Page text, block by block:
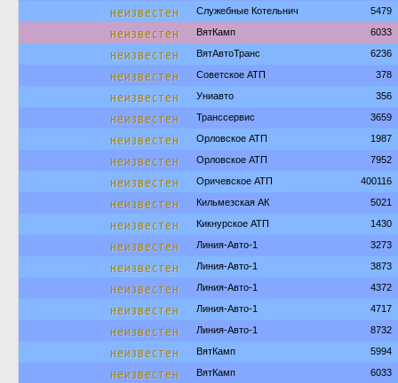
неизвестен Служебные Котельнич 5479
неизвестен ВятКамп 6033
неизвестен ВятАвтоТранс 6236
неизвестен Советское АТП 378
неизвестен Униавто 356
неизвестен Транссервис 3659
неизвестен Орловское АТП 1987
неизвестен Орловское АТП 7952
неизвестен Оричевское АТП 400116
неизвестен Кильмезская АК 5021
неизвестен Кикнурское АТП 1430
неизвестен Линия-Авто-1 3273
неизвестен Линия-Авто-1 3873
неизвестен Линия-Авто-1 4372
неизвестен Линия-Авто-1 4717
неизвестен Линия-Авто-1 8732
неизвестен ВятКамп 5994
неизвестен ВятКамп 6033